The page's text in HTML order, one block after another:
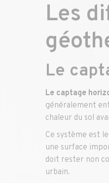
Les
Le
Le captage
généralement
chaleur du sol
Ce système est
une surface
doit rester non
urbain.